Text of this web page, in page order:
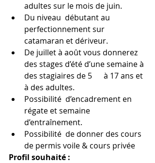
adultes sur le mois de juin.
Du niveau  débutant au
perfectionnement sur
catamaran et dériveur.
De juillet à août vous donnerez
des stages d’été d’une semaine à
des stagiaires de 5      à 17 ans et
à des adultes.
Possibilité  d’encadrement en
régate et semaine
d’entraînement.
Possibilité  de donner des cours
de permis voile & cours privée
Profil souhaité :